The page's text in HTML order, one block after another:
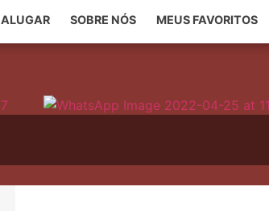
ALUGAR SOBRE NÓS MEUS FAVORITOS